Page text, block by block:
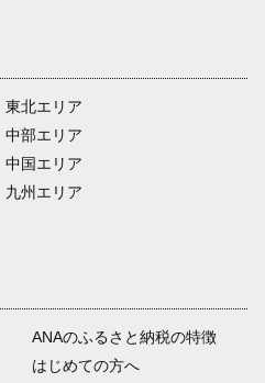
東北エリア
中部エリア
中国エリア
九州エリア
ANAのふるさと納税の特徴
はじめての方へ